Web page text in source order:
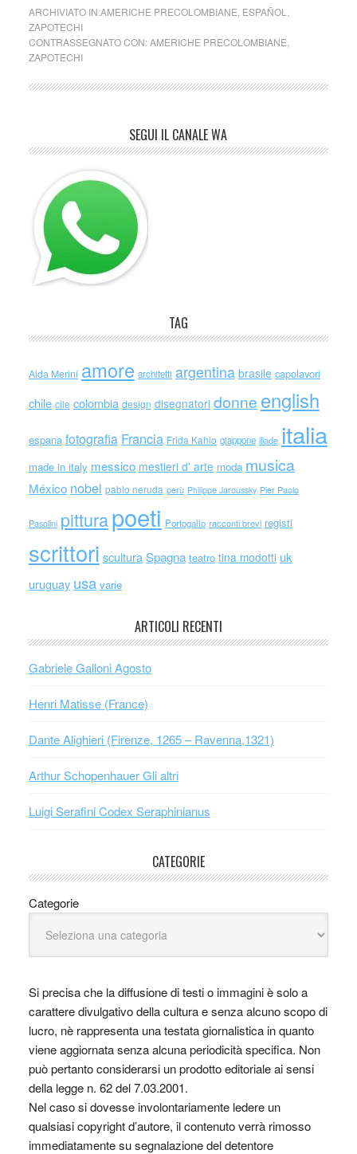
ARCHIVIATO IN:AMERICHE PRECOLOMBIANE ESPAÑOL
ZAPOTECHI
CONTRASSEGNATO CON:AMERICHE PRECOLOMBIANE
ZAPOTECHI
SEGUI IL CANALE WA
TAG
Alda Merini amore architetti argentina brasile capolavori
chile cile colombia design disegnatori donne english
espana fotografia Francia Frida Kahlo giappone iliade italia
made in italy messico mestieri d' arte moda musica
México nobel pablo neruda perù Philippe Jaroussky Pier Paolo
Pasolini pitturapoeti Portogallo racconti brevi registi
scrittori scultura Spagna teatro tina modotti uk
uruguay usa varie
ARTICOLI RECENTI
Gabriele Galloni Agosto
Henri Matisse (France)
Dante Alighieri (Firenze, 1265 – Ravenna,1321)
Arthur Schopenhauer Gli altri
Luigi Serafini Codex Seraphinianus
CATEGORIE
Categorie
Si precisa che la diffusione di testi o immagini è solo a
carattere divulgativo della cultura e senza alcuno scopo di
lucro, nè rappresenta una testata giornalistica in quanto
viene aggiornata senza alcuna periodicità specifica. Non
può pertanto considerarsi un prodotto editoriale ai sensi
della legge n. 62 del 7.03.2001.
Nel caso si dovesse involontariamente ledere un
qualsiasi copyright d’autore, il contenuto verrà rimosso
immediatamente su segnalazione del detentore